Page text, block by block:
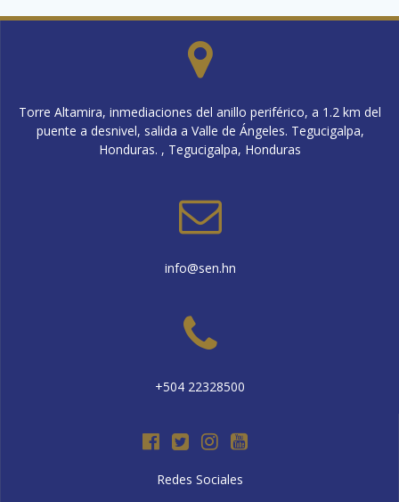
Torre Altamira, inmediaciones del anillo periférico, a 1.2 km del
puente a desnivel, salida a Valle de Ángeles. Tegucigalpa,
Honduras. , Tegucigalpa, Honduras
info@sen.hn
+504 22328500
Redes Sociales